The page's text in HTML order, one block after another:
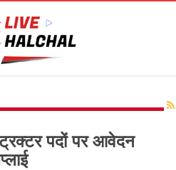
पदों पर आवेदन